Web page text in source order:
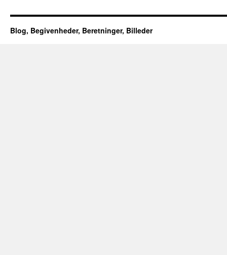
Blog, Begivenheder, Beretninger, Billeder